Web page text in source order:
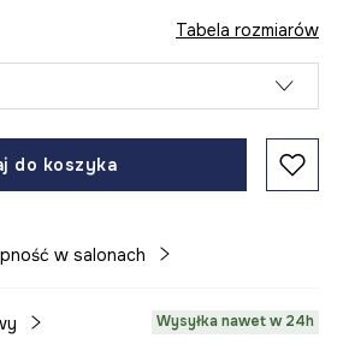
Tabela rozmiarów
do koszyka
w salonach
Wysyłka nawet w 24h